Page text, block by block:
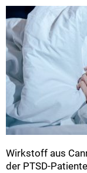
Wirkstoff aus
der PTSD-